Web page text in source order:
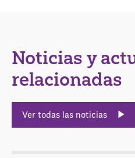
Noticias y
relacionadas
Ver todas las noticias